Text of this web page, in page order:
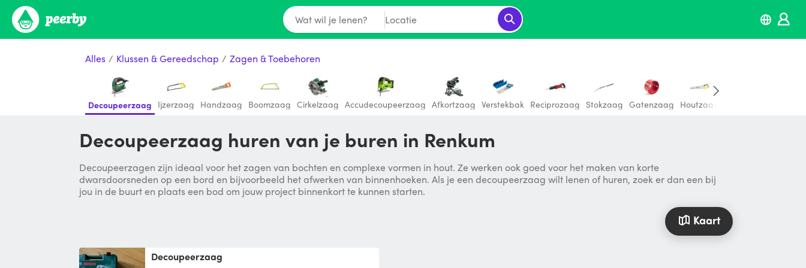
Wat wil je lenen? Locatie
Alles / Klussen & Gereedschap / Zagen & Toebehoren
Decoupeerzaag Ijzerzaag Handzaag Boomzaag Cirkelzaag Accudecoupeerzaag Afkortzaag Verstekbak Reciprozaag Stokzaag Gatenzaag Houtzaag
Decoupeerzaag huren van je buren in Renkum
Decoupeerzagen zijn ideaal voor het zagen van bochten en complexe vormen in hout. Ze werken ook goed voor het maken van korte
dwarsdoorsneden op een bord en bijvoorbeeld het afwerken van binnenhoeken. Als je een decoupeerzaag wilt lenen of huren, zoek er dan een bij
jou in de buurt en plaats een bod om jouw project binnenkort te kunnen starten.
Kaart
Decoupeerzaag